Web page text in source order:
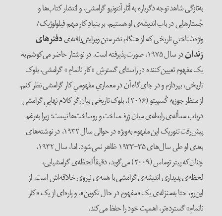
به‌تازگی شاهد توجه دگرباره به آثار آنتونیو گرامشی، و انتشار کتاب‌ها و
جُستارهایی در باب اندیشه‌ی او هستیم، بر بنیادِ کار مهم فیلولوژیک/
واژه‌شناختیِ تاریخی که از هنگام نشر متن ویرایش‌یافته‌یدفتر‌های
زندان
در سال ۱۹۷۵، صورت پذیرفته است. در نوشتار حاضر می‌کوشم به
یک مفهوم تعیین‌کننده در راستای گسترشِ «کار ناتمامِ » گرامشی، بلوک
تاریخی، بپردازم و در جای‌گاه آن در معماریِ مفهومیِ کار گرامشی نظر کنم.
از منظر جوزپه کُسپیتو (۲۰۱۶)، بلوک تاریخی بیان‌گر کلام نهاییِ گرامشی
درباب مسأله‌ی رابطه‌ی میان ژرف‌ساخت و روساخت‌ها نیست؛ زیرا به‌رغم
پیش‌رفت تئوریک این مفهوم به‌ویژه در حوالی سال ۱۹۳۲، در نوشته‌های
بعدی او طی سا‌ل‌های ۳۵-۱۹۳۳ ظاهر نمی‌شود. اما، سال ۱۹۳۲،
چنان‌که پیتر توماس (۲۰۰۹) می‌گوید، دقیقاً لحظه‌ی گرامشیایی،
لحظه‌ی پدیداری اندیشه‌ی گرامشی با همه‌ی نیروی خلاقه‌اش است. از
این‌رو، حتا به‌منزله‌ی یک «مفهومِ در حال تکوین»، و پاره‌ای از یک «کار
ناتمامِ» گسترده‌تر، اهمیت خود را حفظ می‌کند.